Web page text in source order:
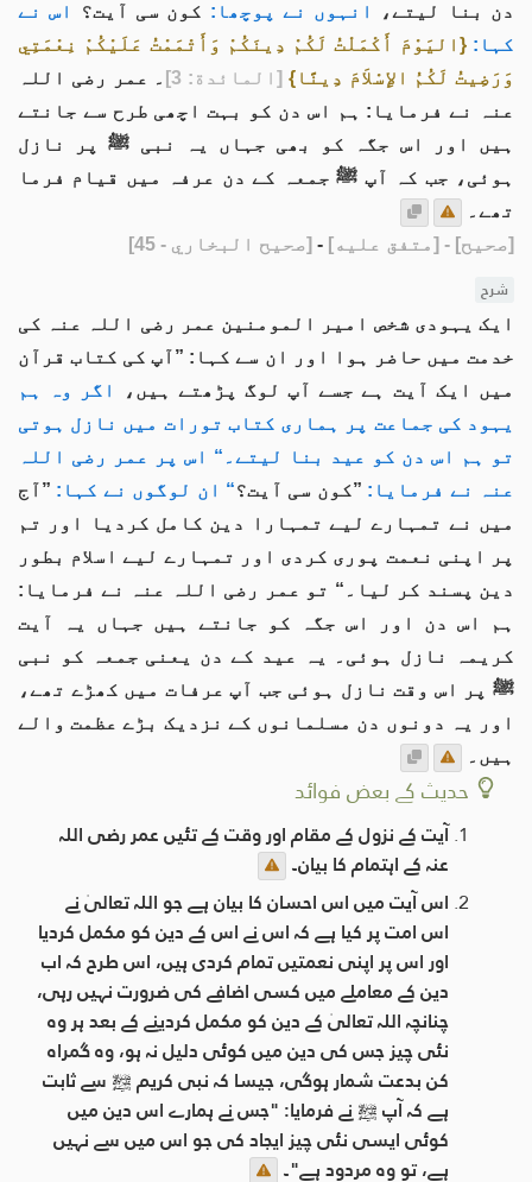
دن بنا لیتے،
انہوں نے پوچھا: کون سی آیت؟
اس نے
کہا: {اليَوْمَ أَكْمَلْتُ لَكُمْ دِينَكُمْ وَأَتْمَمْتُ عَلَيْكُمْ نِعْمَتِي
وَرَضِيتُ لَكُمُ الإِسْلاَمَ دِينًا} [المائدة: 3]
۔ عمر رضی اللہ
عنہ نے فرمایا: ہم اس دن کو بہت اچھی طرح سے جانتے
ہیں اور اس جگہ کو بھی جہاں یہ نبی ﷺ پر نازل
ہوئی، جب کہ آپ ﷺ جمعہ کے دن عرفہ میں قیام فرما
تھے۔
[صحيح] - [متفق عليه] - [صحيح البخاري - 45]
شرح
ایک یہودی شخص امیر المومنین عمر رضی اللہ عنہ کی
خدمت میں حاضر ہوا اور ان سے کہا: ”آپ کی کتاب قرآن
میں ایک آیت ہے جسے آپ لوگ پڑھتے ہیں،
اگر وہ ہم
یہود کی جماعت پر ہماری کتاب تورات میں نازل ہوتی
تو ہم اس دن کو عید بنا لیتے۔“ اس پر عمر رضی اللہ
عنہ نے فرمایا: ”کون سی آیت؟“ ان لوگوں نے کہا: ”آج
میں نے تمہارے لیے تمہارا دین کامل کردیا اور تم
پر اپنی نعمت پوری کردی اور تمہارے لیے اسلام بطور
دین پسند کر لیا۔“ تو عمر رضی اللہ عنہ نے فرمایا:
ہم اس دن اور اس جگہ کو جانتے ہیں جہاں یہ آیت
کریمہ نازل ہوئی۔ یہ عید کے دن یعنی جمعہ کو نبی
ﷺ پر اس وقت نازل ہوئی جب آپ عرفات میں کھڑے تھے،
اور یہ دونوں دن مسلمانوں کے نزدیک بڑے عظمت والے
ہیں۔
حدیث کے بعض فوائد
آیت کے نزول کے مقام اور وقت کے تئیں عمر رضی اللہ
عنہ کے اہتمام کا بیان۔
اس آیت میں اس احسان کا بیان ہے جو اللہ تعالیٰ نے
اس امت پر کیا ہے کہ اس نے اس کے دین کو مکمل کردیا
اور اس پر اپنی نعمتیں تمام کردی ہیں، اس طرح کہ اب
دین کے معاملے میں کسی اضافے کی ضرورت نہیں رہی،
چنانچہ اللہ تعالیٰ کے دین کو مکمل کردینے کے بعد ہر وہ
نئی چیز جس کی دین میں کوئی دلیل نہ ہو، وہ گمراہ
کن بدعت شمار ہوگی، جیسا کہ نبی کریم ﷺ سے ثابت
ہے کہ آپ ﷺ نے فرمایا: "جس نے ہمارے اس دین میں
کوئی ایسی نئی چیز ایجاد کی جو اس میں سے نہیں
ہے، تو وہ مردود ہے"۔